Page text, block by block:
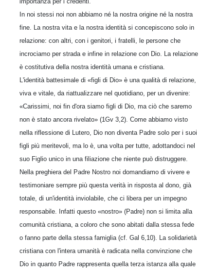
In noi stessi noi non abbiamo né la nostra origine né la nostra
fine. La nostra vita e la nostra identità si concepiscono solo in
relazione: con altri, con i genitori, i fratelli, le persone che
incrociamo per strada e infine in relazione con Dio. La relazione
è costitutiva della nostra identità umana e cristiana.
L'identità battesimale di «figli di Dio» è una qualità di relazione,
viva e vitale, da riattualizzare nel quotidiano, per un divenire:
«Carissimi, noi fin d'ora siamo figli di Dio, ma ciò che saremo
non è stato ancora rivelato» (1Gv 3,2). Come abbiamo visto
nella riflessione di Lutero, Dio non diventa Padre solo per i suoi
figli più meritevoli, ma lo è, una volta per tutte, adottandoci nel
suo Figlio unico in una filiazione che niente può distruggere.
Nella preghiera del Padre Nostro noi domandiamo di vivere e
testimoniare sempre più questa verità in risposta al dono, già
totale, di un'identità inviolabile, che ci libera per un impegno
responsabile. Infatti questo «nostro» (Padre) non si limita alla
comunità cristiana, a coloro che sono abitati dalla stessa fede
o fanno parte della stessa famiglia (cf. Gal 6,10). La solidarietà
cristiana con l'intera umanità è radicata nella convinzione che
Dio in quanto Padre rappresenta quella terza istanza alla quale